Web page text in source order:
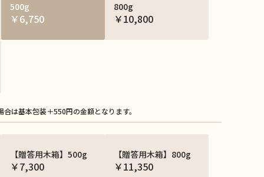
500g
￥6,750
800g
￥10,800
は基本包装＋550円の金額となります。
【贈答用木箱】500g
￥7,300
【贈答用木箱】800g
￥11,350